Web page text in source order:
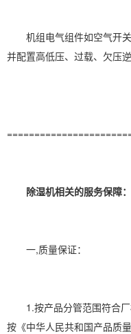
机组电气组件如空气开关
并配置高低压、过载、欠压
除湿机相关的服务保障：
一,质量保证：
1.按产品分管范围符合厂
按《中华人民共和国产品质